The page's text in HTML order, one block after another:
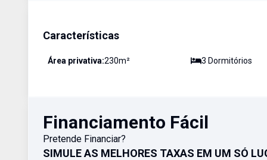
Características
Área privativa:230m² 3 Dormitórios
Financiamento Fácil
Pretende Financiar?
SIMULE AS MELHORES TAXAS EM UM SÓ